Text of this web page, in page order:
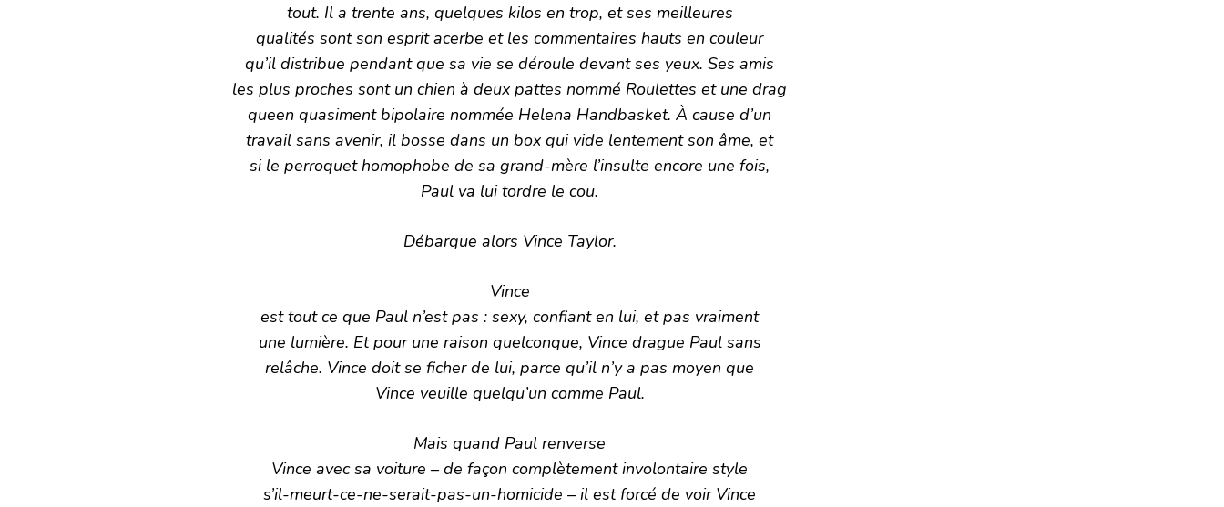
tout. Il a trente ans, quelques kilos en trop, et ses meilleures
qualités sont son esprit acerbe et les commentaires hauts en couleur
qu’il distribue pendant que sa vie se déroule devant ses yeux. Ses amis
les plus proches sont un chien à deux pattes nommé Roulettes et une drag
queen quasiment bipolaire nommée Helena Handbasket. À cause d’un
travail sans avenir, il bosse dans un box qui vide lentement son âme, et
si le perroquet homophobe de sa grand-mère l’insulte encore une fois,
Paul va lui tordre le cou.
Débarque alors Vince Taylor.
Vince
est tout ce que Paul n’est pas : sexy, confiant en lui, et pas vraiment
une lumière. Et pour une raison quelconque, Vince drague Paul sans
relâche. Vince doit se ficher de lui, parce qu’il n’y a pas moyen que
Vince veuille quelqu’un comme Paul.
Mais quand Paul renverse
Vince avec sa voiture – de façon complètement involontaire style
s’il-meurt-ce-ne-serait-pas-un-homicide – il est forcé de voir Vince